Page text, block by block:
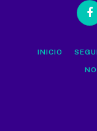
INICIO